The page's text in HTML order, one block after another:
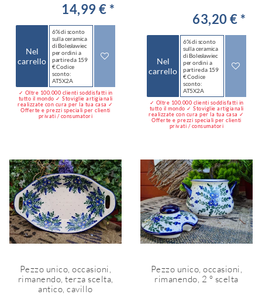
14,99 € *
Nel
carrello
6% di sconto
sulla ceramica
di Bolesławiec
per ordini a
partire da 159
€ Codice
sconto:
AT5X2A
✓ Oltre 100.000 clienti soddisfatti in
tutto il mondo ✓ Stoviglie artigianali
realizzate con cura per la tua casa ✓
Offerte e prezzi speciali per clienti
privati / consumatori
63,20 € *
Nel
carrello
6% di sconto
sulla ceramica
di Bolesławiec
per ordini a
partire da 159
€ Codice
sconto:
AT5X2A
✓ Oltre 100.000 clienti soddisfatti in
tutto il mondo ✓ Stoviglie artigianali
realizzate con cura per la tua casa ✓
Offerte e prezzi speciali per clienti
privati / consumatori
Pezzo unico, occasioni,
rimanendo, terza scelta,
antico, cavillo
Pezzo unico, occasioni,
rimanendo, 2 ° scelta